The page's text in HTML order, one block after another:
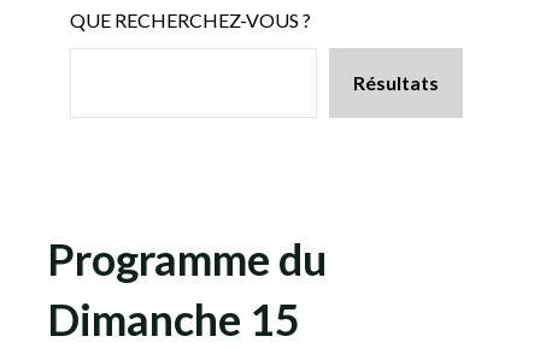
QUE RECHERCHEZ-VOUS ?
Résultats
Programme du
Dimanche 15